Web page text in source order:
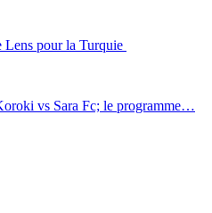
Lens pour la Turquie
vs Sara Fc; le programme…